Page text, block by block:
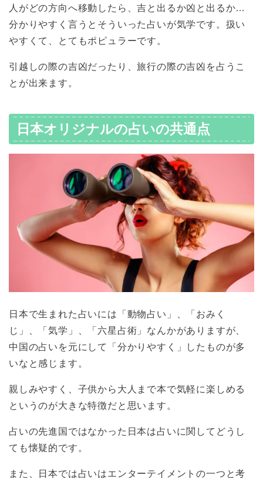
人がどの方向へ移動したら、吉と出るか凶と出るか…
分かりやすく言うとそういった占いが気学です。扱い
やすくて、とてもポピュラーです。
引越しの際の吉凶だったり、旅行の際の吉凶を占うこ
とが出来ます。
日本オリジナルの占いの共通点
日本で生まれた占いには「動物占い」、「おみく
じ」、「気学」、「六星占術」なんかがありますが、
中国の占いを元にして「分かりやすく」したものが多
いなと感じます。
親しみやすく、子供から大人まで本で気軽に楽しめる
というのが大きな特徴だと思います。
占いの先進国ではなかった日本は占いに関してどうし
ても懐疑的です。
また、日本では占いはエンターテイメントの一つと考